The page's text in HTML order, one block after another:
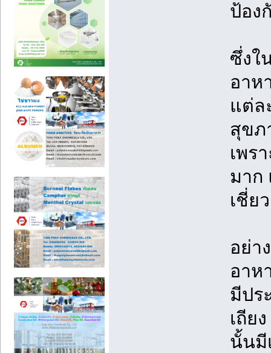
ป้อง
ซึ่งใ
อาห
แต่ล
สุขภ
เพร
มาก
เชี่ย
อย่า
อาห
มีปร
เถีย
นั้นมี